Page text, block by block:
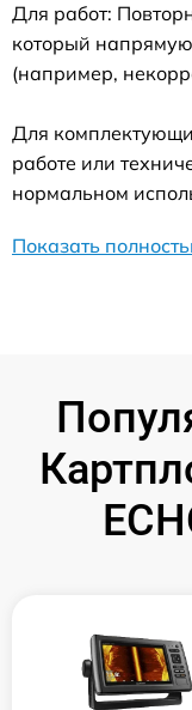
Для работ:
который
(например,
Для
работе или
нормальном
Показать